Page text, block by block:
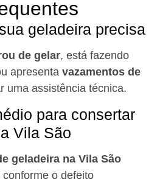
geladeira precisa
de gelar, está fazendo
apresenta vazamentos de
uma assistência técnica.
para consertar
Vila São
geladeira na Vila São
conforme o defeito